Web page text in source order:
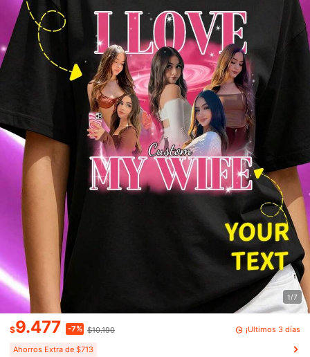
1/7
$9.477 -7% $10.190 ¡Últimos 3 días
Ahorros Extra de $713